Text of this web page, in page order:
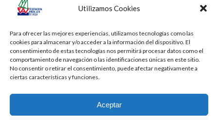
Utilizamos Cookies
Para ofrecer las mejores experiencias, utilizamos tecnologías como las
cookies para almacenar y/o acceder a la información del dispositivo. El
consentimiento de estas tecnologías nos permitirá procesar datos como el
comportamiento de navegación o las identificaciones únicas en este sitio.
No consentir o retirar el consentimiento, puede afectar negativamente a
ciertas características y funciones.
Aceptar